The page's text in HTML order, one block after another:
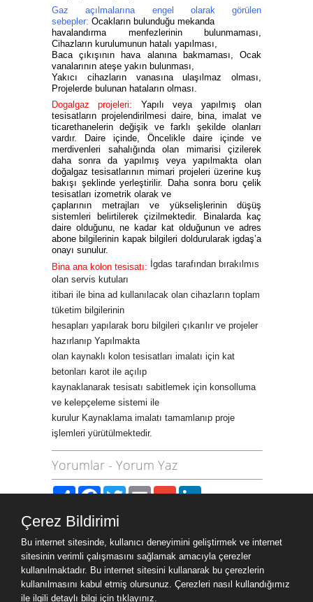
Gaz açılmalarına engel olarak görülen
sebepler: Ocakların bulunduğu mekanda
havalandırma menfezlerinin bulunmaması,
Cihazların kurulumunun hatalı yapılması,
Baca çıkışının hava alanına bakmaması, Ocak
vanalarının ateşe yakın bulunması,
Yakıcı cihazların vanasına ulaşılmaz olması,
Projelerde bulunan hataların olması.
Dogalgaz projeleri:
Yapılı veya yapılmış olan
tesisatların projelendirilmesi daire, bina, imalat ve
ticarethanelerin değişik ve farklı şekilde olanları
vardır. Daire içinde, Öncelikle daire içinde ve
merdivenleri sahalığında olan mimarisi çizilerek
daha sonra da yapılmış veya yapılmakta olan
doğalgaz tesisatlarının mimari projeleri üzerine kuş
bakışı şeklinde yerleştirilir. Daha sonra boru çelik
tesisatları izometrik olarak ve
çaplarının metrajları ve yükselişlerinin düşüş
sistemleri belirtilerek çizilmektedir. Binalarda kaç
daire olduğunu, ne kadar kat olduğunun ve adres
abone bilgilerinin kapak bilgileri doldurularak igdaş’a
onayı sunulur.
Bina ana kolon tesisatı: İgdas tarafından bırakılmıs
olan servis kutuları
itibari ile bina ad kullanılacak olan cihazların toplam
tüketim bilgilerinin
hesapları yapılarak boru bilgileri çıkarılır ve projeler
hazırlanıp Yapılmakta
olan kaynaklı kolon tesisatları imalatı için kat
betonları karot ile açılıp
kaynaklanarak tesisatı sabitlemek için konsolluma
ve kelepçeleme sistemi ile
kurulur Kaynaklama imalatı tamamlanıp proje
işlemleri yürütülmektedir.
Yorumlar - Yorum Yaz
PaylaşFacebook
TwitterEmailGmailLinkedIn
Site Haritası
Site Haritası
Ziyaret Bilgileri
Çerez Bildirimi
Bu internet sitesinde, kullanıcı deneyimini geliştirmek ve internet
sitesinin verimli çalışmasını sağlamak amacıyla çerezler
kullanılmaktadır. Bu internet sitesini kullanarak bu çerezlerin
kullanılmasını kabul etmiş olursunuz. Çerezleri nasıl kullandığımız
ile ilgili detaylı bilgi için tıklayınız.